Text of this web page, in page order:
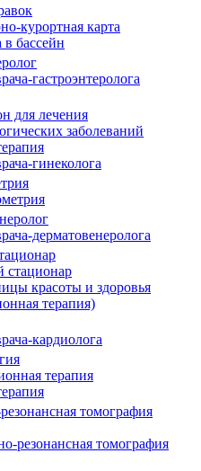
курортная карта
бассейн
гастроэнтеролога
для лечения
заболеваний
гинеколога
дерматовенеролога
стационар
красоты и здоровья
терапия)
кардиолога
терапия
томография
резонансная томография